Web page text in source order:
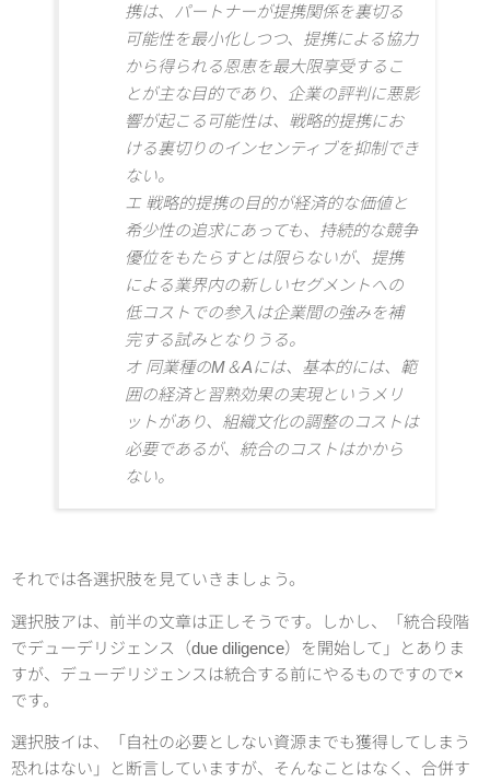
携は、パートナーが提携関係を裏切る
可能性を最小化しつつ、提携による協力
から得られる恩恵を最大限享受するこ
とが主な目的であり、企業の評判に悪影
響が起こる可能性は、戦略的提携にお
ける裏切りのインセンティブを抑制でき
ない。
エ 戦略的提携の目的が経済的な価値と
希少性の追求にあっても、持続的な競争
優位をもたらすとは限らないが、提携
による業界内の新しいセグメントへの
低コストでの参入は企業間の強みを補
完する試みとなりうる。
オ 同業種のM＆Aには、基本的には、範
囲の経済と習熟効果の実現というメリ
ットがあり、組織文化の調整のコストは
必要であるが、統合のコストはかから
ない。
それでは各選択肢を見ていきましょう。
選択肢アは、前半の文章は正しそうです。しかし、「統合段階
でデューデリジェンス（due diligence）を開始して」とありま
すが、デューデリジェンスは統合する前にやるものですので×
です。
選択肢イは、「自社の必要としない資源までも獲得してしまう
恐れはない」と断言していますが、そんなことはなく、合併す